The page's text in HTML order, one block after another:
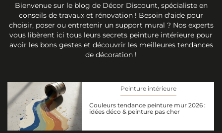
Bienvenue sur le blog de Décor Discount, spécialiste en
conseils de travaux et rénovation ! Besoin d'aide pour
choisir, poser ou entretenir un support mural ? Nos experts
vous libèrent ici tous leurs secrets peinture intérieure pour
avoir les bons gestes et découvrir les meilleures tendances
de décoration !
Peinture intérieure
Couleurs tendance peinture mur 2026 :
idées déco & peinture pas cher